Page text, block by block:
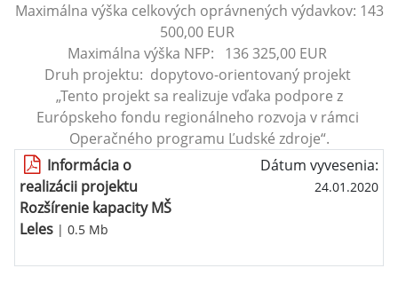
Maximálna výška celkových oprávnených výdavkov: 143
500,00 EUR
Maximálna výška NFP: 136 325,00 EUR
Druh projektu: dopytovo-orientovaný projekt
„Tento projekt sa realizuje vďaka podpore z
Európskeho fondu regionálneho rozvoja v rámci
Operačného programu Ľudské zdroje“.
Informácia o
realizácii projektu
Rozšírenie kapacity MŠ
Leles | 0.5 Mb
Dátum vyvesenia:
24.01.2020